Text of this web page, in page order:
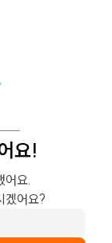
요!
어요.
겠어요?